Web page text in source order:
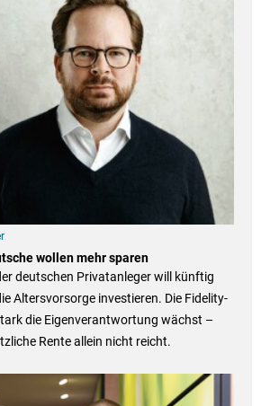
wollen mehr sparen
deutschen Privatanleger will künftig
Altersvorsorge investieren. Die Fidelity-
die Eigenverantwortung wächst –
Rente allein nicht reicht.